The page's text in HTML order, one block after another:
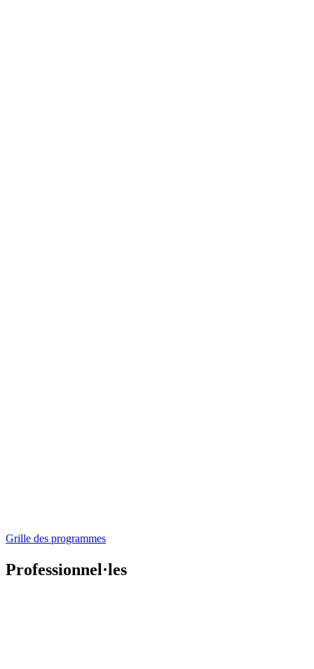
Grille des programmes
Professionnel·les